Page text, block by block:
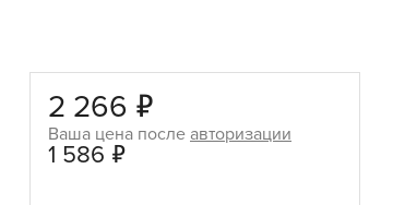
2 266 ₽
Ваша цена после авторизации
1 586 ₽